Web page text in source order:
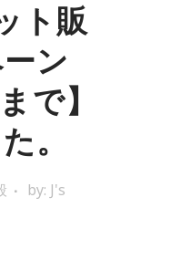
ト販
ン
で】
。
by: J's